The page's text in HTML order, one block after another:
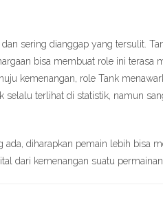
sering dianggap yang tersulit.
bisa membuat role ini terasa
kemenangan, role Tank
terlihat di statistik, namun
diharapkan pemain lebih bisa
dari kemenangan suatu permainan.